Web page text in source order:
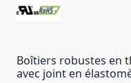
Boîtiers robustes en
avec joint en